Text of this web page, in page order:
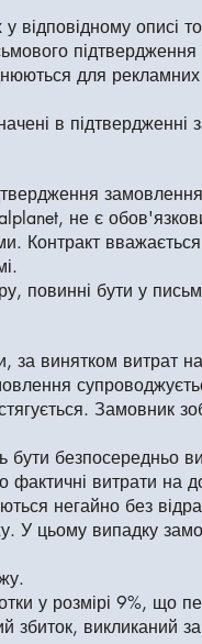
описі
підтвердження
для
в підтвердженні
не є
Контракт
повинні бути у
за винятком витрат
Замовник
безпосередньо
витрати на
негайно без
У цьому випадку
у розмірі 9%, що
збиток, викликаний